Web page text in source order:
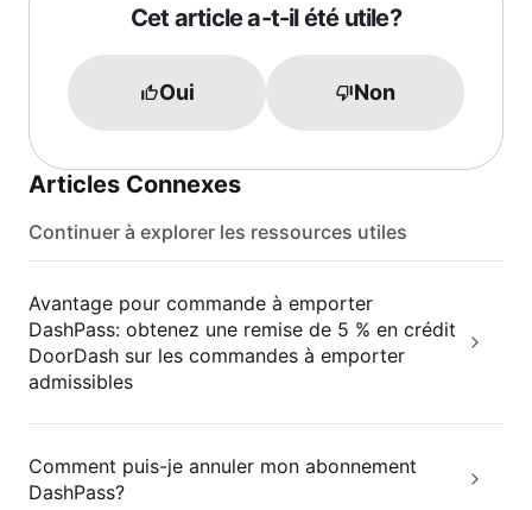
Cet article a-t-il été utile?
Oui Non
Articles Connexes
Continuer à explorer les ressources utiles
Avantage pour commande à emporter
DashPass: obtenez une remise de 5 % en crédit
DoorDash sur les commandes à emporter
admissibles
Comment puis-je annuler mon abonnement
DashPass?